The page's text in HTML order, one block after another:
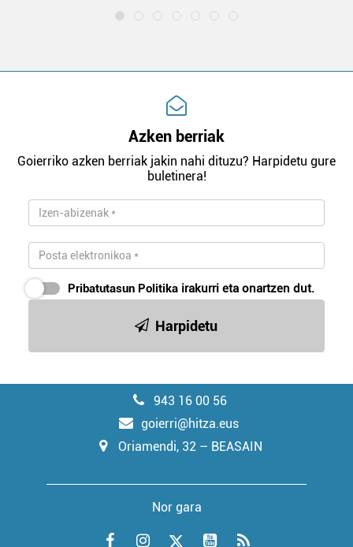
Azken berriak
Goierriko azken berriak jakin nahi dituzu? Harpidetu gure
buletinera!
Pribatutasun Politika irakurri eta onartzen dut.
Harpidetu
943 16 00 56
goierri@hitza.eus
Oriamendi, 32 – BEASAIN
Nor gara